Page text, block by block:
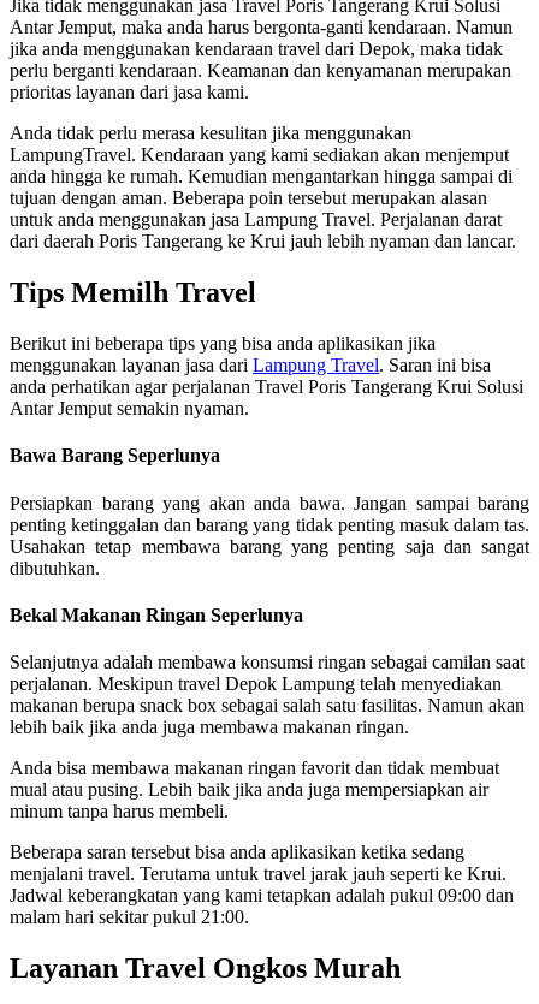
Jika tidak menggunakan jasa Travel Poris Tangerang Krui Solusi
Antar Jemput, maka anda harus bergonta-ganti kendaraan. Namun
jika anda menggunakan kendaraan travel dari Depok, maka tidak
perlu berganti kendaraan. Keamanan dan kenyamanan merupakan
prioritas layanan dari jasa kami.
Anda tidak perlu merasa kesulitan jika menggunakan
LampungTravel. Kendaraan yang kami sediakan akan menjemput
anda hingga ke rumah. Kemudian mengantarkan hingga sampai di
tujuan dengan aman. Beberapa poin tersebut merupakan alasan
untuk anda menggunakan jasa Lampung Travel. Perjalanan darat
dari daerah Poris Tangerang ke Krui jauh lebih nyaman dan lancar.
Tips Memilh Travel
Berikut ini beberapa tips yang bisa anda aplikasikan jika
menggunakan layanan jasa dari Lampung Travel. Saran ini bisa
anda perhatikan agar perjalanan Travel Poris Tangerang Krui Solusi
Antar Jemput semakin nyaman.
Bawa Barang Seperlunya
Persiapkan barang yang akan anda bawa. Jangan sampai barang
penting ketinggalan dan barang yang tidak penting masuk dalam tas.
Usahakan tetap membawa barang yang penting saja dan sangat
dibutuhkan.
Bekal Makanan Ringan Seperlunya
Selanjutnya adalah membawa konsumsi ringan sebagai camilan saat
perjalanan. Meskipun travel Depok Lampung telah menyediakan
makanan berupa snack box sebagai salah satu fasilitas. Namun akan
lebih baik jika anda juga membawa makanan ringan.
Anda bisa membawa makanan ringan favorit dan tidak membuat
mual atau pusing. Lebih baik jika anda juga mempersiapkan air
minum tanpa harus membeli.
Beberapa saran tersebut bisa anda aplikasikan ketika sedang
menjalani travel. Terutama untuk travel jarak jauh seperti ke Krui.
Jadwal keberangkatan yang kami tetapkan adalah pukul 09:00 dan
malam hari sekitar pukul 21:00.
Layanan Travel Ongkos Murah